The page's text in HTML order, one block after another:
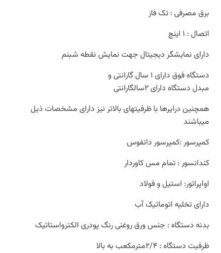
برق مصرفی : تک فاز
اتصال : ۱ اینچ
دارای نمایشگر دیجیتال جهت نمایش نقطه شبنم
دستگاه فوق دارای ۱ سال گارانتی و
مبدل دستگاه دارای ۲سالگارانتی
همچنین درایرها با ظرفیتهای بالاتر نیز دارای مشخصات ذیل
میباشند
کمپرسور :کمپرسور دانفوس
کندانسور : تمام مس کاوردار
اواپراتور: استیل و فولاد
دارای تخلیه اتوماتیک آب
بدنه دستگاه : جنس ورق روغنی رنگ پودری الکترواستاتیک
ظرفیت دستگاه : ۲/۴مترمکعب به بالا